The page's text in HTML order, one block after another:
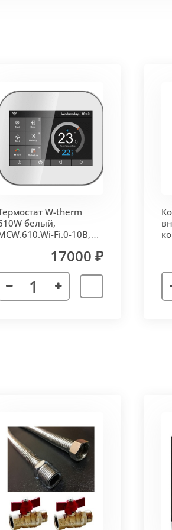
покрытием чёрного цвета.
- золото, бронза, чёрный,
решетки - 13мм.
Может быть
Придает прибору
увеличивает жесткость
мм поставляется отдельными
соединение.
прибор позволяет создать
влажных помещений. Корпус
систему.
W-therm
белый,
Fi.0-10В,
17000 ₽